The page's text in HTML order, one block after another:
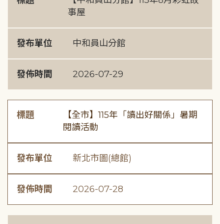
事屋
發布單位 中和員山分館
發佈時間 2026-07-29
標題
【全市】115年「讀出好關係」暑期
閱讀活動
發布單位 新北市圖(總館)
發佈時間 2026-07-28